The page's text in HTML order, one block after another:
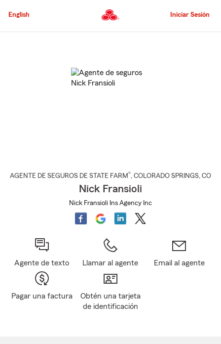
al
principal
English Iniciar Sesión
AGENTE DE SEGUROS DE STATE FARM®, COLORADO SPRINGS, CO
Nick Fransioli
Nick Fransioli Ins Agency Inc
Agente de texto Llamar al agente Email al agente
Pagar una factura
Obtén una tarjeta
de identificación